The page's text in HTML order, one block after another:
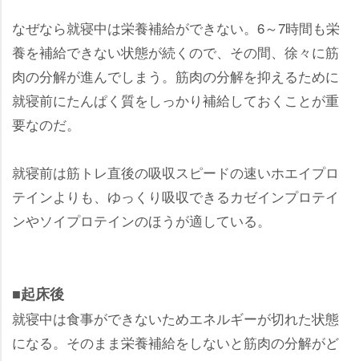
なぜなら就寝中は栄養補給ができない。6～7時間も栄
養を補給できない状態が続くので、その間、徐々に筋
肉の分解が進んでしまう。筋肉の分解を抑えるために
就寝前にたんぱく質をしっかり補給しておくことが重
要なのだ。
就寝前は筋トレ直後の吸収スピードの速いホエイプロ
テインよりも、ゆっくり吸収できるカゼインプロテイ
ンやソイプロテインのほうが適している。
■起床後
就寝中は食事ができないためエネルギーが切れた状態
になる。そのまま栄養補給をしないと筋肉の分解がど